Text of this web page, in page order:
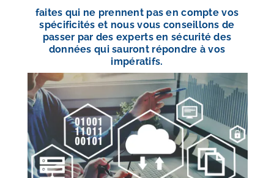
faites qui ne prennent pas en compte vos
spécificités et nous vous conseillons de
passer par des experts en sécurité des
données qui sauront répondre à vos
impératifs.